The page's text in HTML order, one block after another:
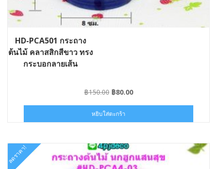
HD-PCA501 กระถาง
ต้นไม้ คลาสสิกสีขาว ทรง
กระบอกลายเส้น
฿150.00 Original
was:
฿150.00.
฿80.00Current
฿80.00.
หยิบใส่ตะกร้า
ลดราคา!